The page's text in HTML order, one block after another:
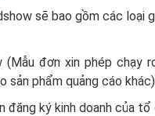
sẽ bao gồm các loại
(Mẫu đơn xin phép
sản phẩm quảng cáo
đăng ký kinh doanh của